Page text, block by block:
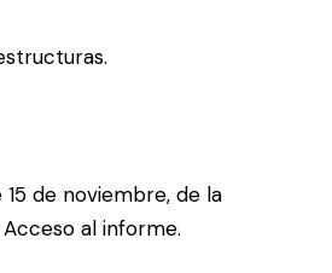
de noviembre, de la
Acceso al informe.